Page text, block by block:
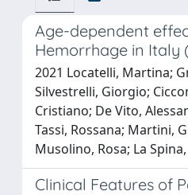
Age-dependent
Hemorrhage in Italy
2021 Locatelli, Martina;
Silvestrelli, Giorgio;
Cristiano; De Vito,
Tassi, Rossana; Martini,
Musolino, Rosa; La
Clinical Features of